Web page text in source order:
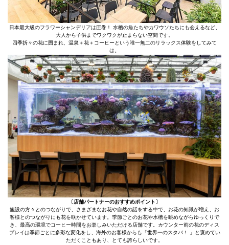
日本最大級のフラワーシャンデリアは圧巻！ 水槽の魚たちやカワウソたちにも会えるなど、
大人から子供までワクワクが止まらない空間です。
四季折々の花に囲まれ、温泉＋花＋コーヒーという唯一無二のリラックス体験をしてみて
は。
〔店舗パートナーのおすすめポイント〕
施設の方々とのつながりで、さまざまなお花や自然の話をする中で、お花の知識が増え、お
客様とのつながりにも花を咲かせています。季節ごとのお花や水槽を眺めながらゆっくりで
き、最高の環境でコーヒー時間をお楽しみいただける店舗です。カウンター前の花のディス
プレイは季節ごとに多彩な変化をし、海外のお客様からも「世界一のスタバ！ 」と褒めてい
ただくこともあり、とても誇らしいです。